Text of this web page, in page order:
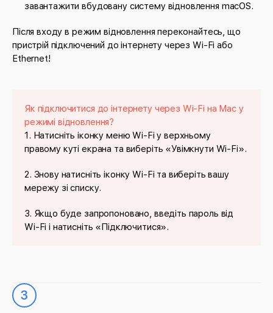
завантажити вбудовану систему відновлення macOS.
Після входу в режим відновлення переконайтесь, що
пристрій підключений до інтернету через Wi-Fi або
Ethernet!
Як підключитися до інтернету через Wi-Fi на Mac у
режимі відновлення?
1. Натисніть іконку меню Wi-Fi у верхньому
правому куті екрана та виберіть «Увімкнути Wi-Fi».
2. Знову натисніть іконку Wi-Fi та виберіть вашу
мережу зі списку.
3. Якщо буде запропоновано, введіть пароль від
Wi-Fi і натисніть «Підключитися».
3